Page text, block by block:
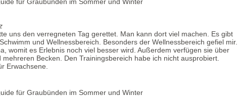
uns den verregneten Tag gerettet. Man kann dort viel machen. Es gibt
und Wellnessbereich. Besonders der Wellnessbereich gefiel mir.
womit es Erlebnis noch viel besser wird. Außerdem verfügen sie über
Becken. Den Trainingsbereich habe ich nicht ausprobiert.
Erwachsene.